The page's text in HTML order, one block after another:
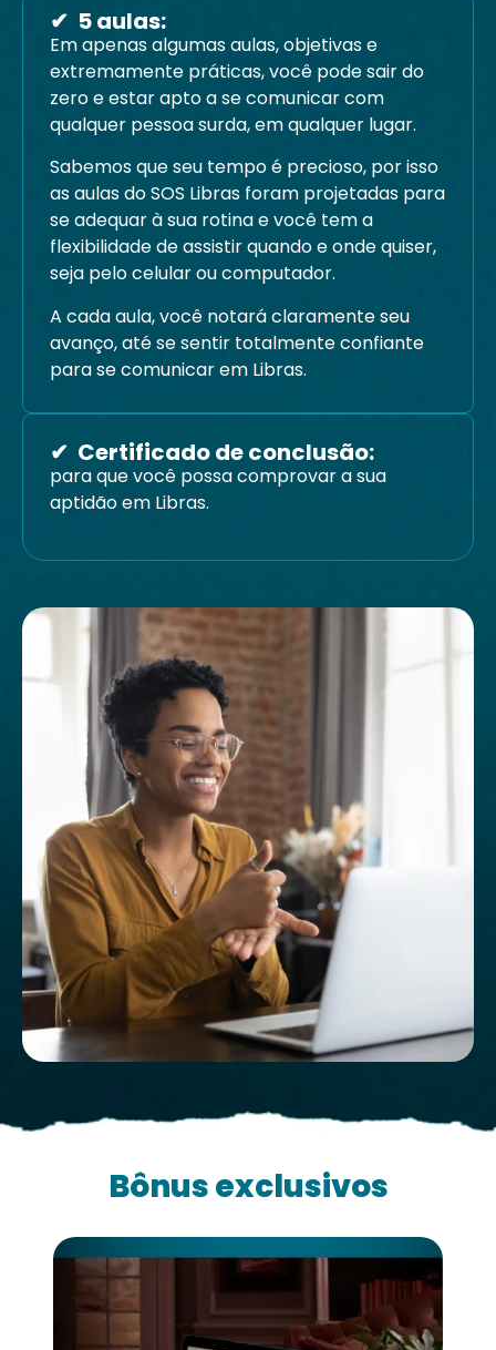
✔ ️ 5 aulas:
Em apenas algumas aulas, objetivas e
extremamente práticas, você pode sair do
zero e estar apto a se comunicar com
qualquer pessoa surda, em qualquer lugar.
Sabemos que seu tempo é precioso, por isso
as aulas do SOS Libras foram projetadas para
se adequar à sua rotina e você tem a
flexibilidade de assistir quando e onde quiser,
seja pelo celular ou computador.
A cada aula, você notará claramente seu
avanço, até se sentir totalmente confiante
para se comunicar em Libras.
✔ ️ Certificado de conclusão:
para que você possa comprovar a sua
aptidão em Libras.
Bônus exclusivos